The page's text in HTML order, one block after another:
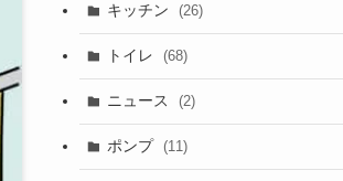
キッチン (26)
トイレ (68)
ニュース (2)
ポンプ (11)